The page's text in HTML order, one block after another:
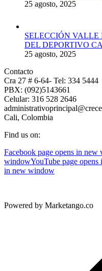
25 agosto, 2025
SELECCIÓN VALLE
DEL DEPORTIVO
25 agosto, 2025
Contacto
Cra 27 # 6-64- Tel: 334 5444
PBX: (092)5143661
Celular: 316 528 2646
Cali, Colombia
Find us on:
Facebook page opens in new
windowYouTube page
in new window
Powered by Marketango.co